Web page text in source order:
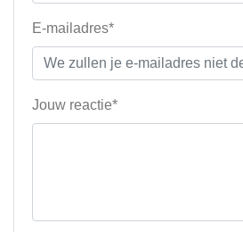
E-mailadres*
Jouw reactie*